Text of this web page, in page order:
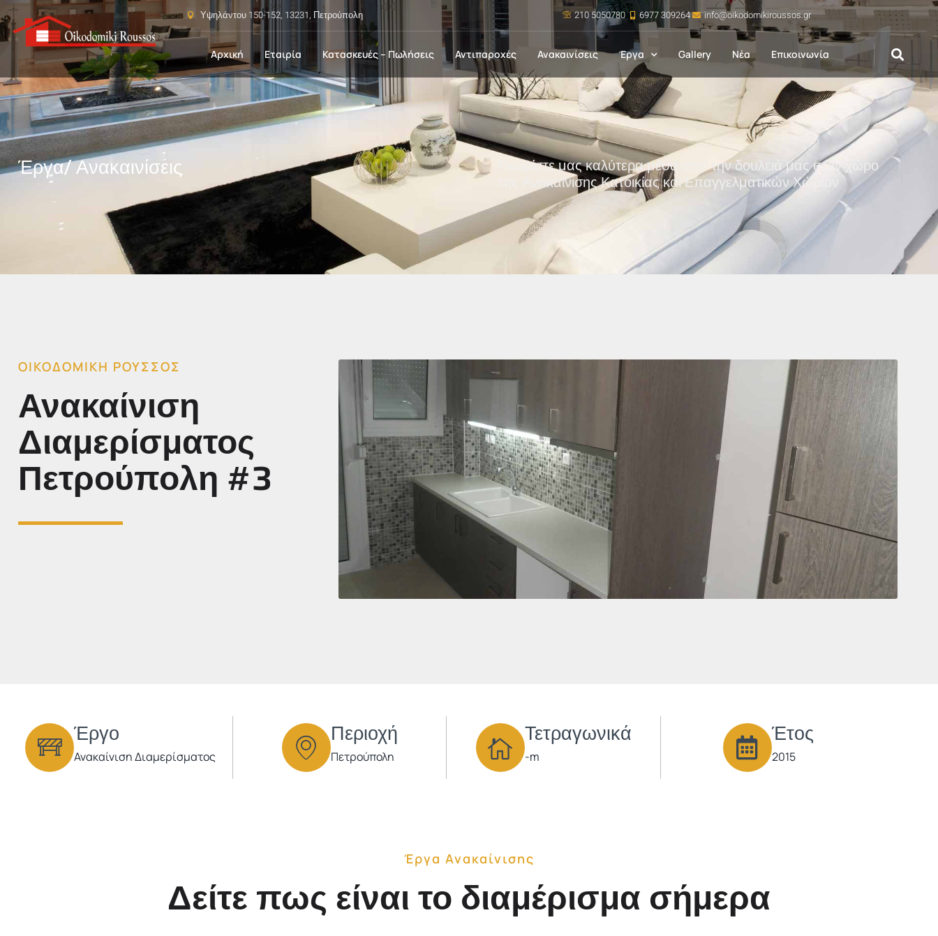
Υψηλάντου 150-152, 13231, Πετρούπολη 210 5050780 6977 309264 info@oikodomikiroussos.gr
Αρχική Εταιρία Κατασκευές – Πωλήσεις Αντιπαροχές Ανακαινίσεις Έργα Gallery Νέα Επικοινωνία
Έργα/ Ανακαινίσεις Γνωρίστε μας καλύτερα μέσα από την δουλειά μας στον χώρο
της Ανακαίνισης Κατοικίας και Επαγγελματικών Χώρων
ΟΙΚΟΔΟΜΙΚΗ ΡΟΥΣΣΟΣ
Ανακαίνιση
Διαμερίσματος
Πετρούπολη #3
Έργο
Ανακαίνιση Διαμερίσματος
Περιοχή
Πετρούπολη
Τετραγωνικά
-m
Έτος
2015
Έργα Ανακαίνισης
Δείτε πως είναι το διαμέρισμα σήμερα